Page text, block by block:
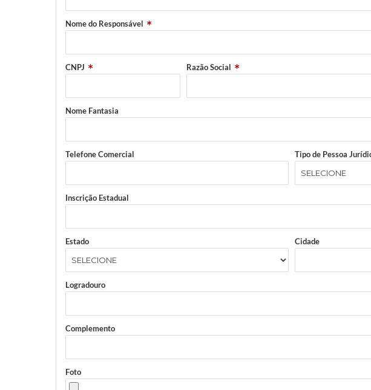
Nome do Responsável
CNPJ Razão Social
Nome Fantasia
Telefone Comercial Tipo de Pessoa
Inscrição Estadual
Estado Cidade
Logradouro
Complemento
Foto